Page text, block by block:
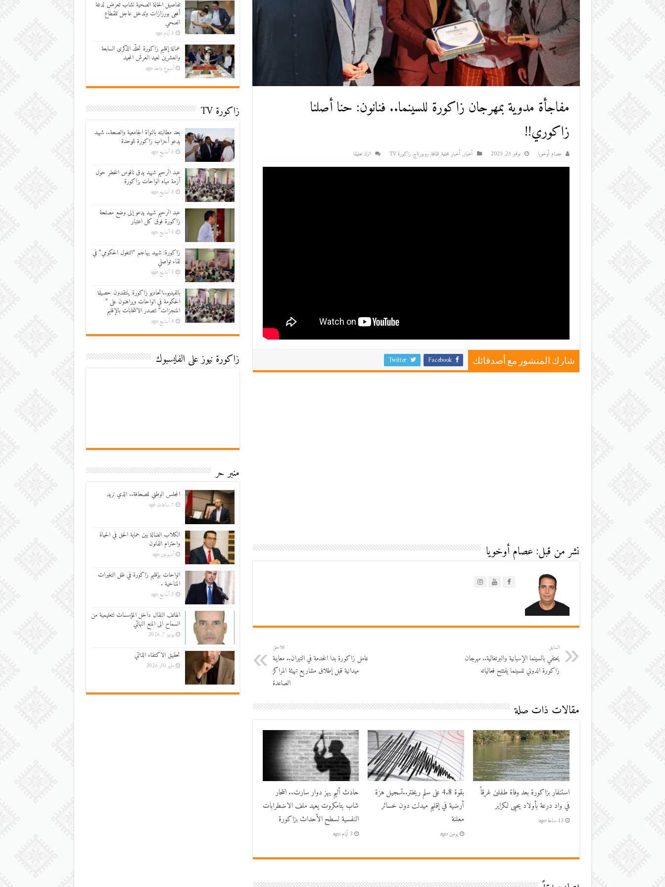
مفاجأة مدوية بمهرجان زاكورة للسينما.. فنانون: حنا أصلنا
زاكوري!!
عصام أوخويا نوفمبر 25, 2025 أخبار, أخبار محلية,ثقافة,روبورتاج,زاكورة TV اترك تعليقا
شارك المنشور مع أصدقائك Facebook
Twitter
نشر من قبل: عصام أوخويا
السابق
يحتفي بالسينما الإسبانية والبرتغالية.. مهرجان
زاكورة الدولي للسينما يفتتح فعالياته
اللاحق
عامل زاكورة بدا الخدمة في التيران.. معاينة
ميدانية قبل إطلاق مشاريع تهيئة المراكز
الصاعدة
مقالات ذات صلة
استنفار بزاكورة بعد وفاة طفلين غرقاً
في واد درعة بأولاد يحيى لكراير
13 ساعة ago
بقوة 4.8 على سلم ريختر..تسجيل هزة
أرضية في إقليم ميدلت دون خسائر
معلنة
يومين ago
حادث أليم يهز دوار سارت.. انتحار
شاب بتامكروت يعيد ملف الاضطرابات
النفسية لسطح الأحداث بزاكورة
3 أيام ago
تفاصيل الحالة الصحية لشاب تعرض لدغة
أفعى بورزازات وتدخل عاجل للقطاع
الصحي
3 أيام ago
عمالة إقليم زاكورة تخلّد الذكرى السابعة
والعشرين لعيد العرش المجيد
أسبوع واحد ago
زاكورة TV
بعد مطالبته بالنواة الجامعية والصحة.. شهيد
يدعو أحزاب زاكورة للوحدة
3 أسابيع ago
عبد الرحيم شهيد يدق ناقوس الخطر حول
أزمة مياه الواحات بزاكورة
3 أسابيع ago
عبد الرحيم شهيد يدعو إلى وضع مصلحة
زاكورة فوق كل اعتبار
3 أسابيع ago
زاكورة: شهيد يهاجم “التغول الحكومي” في
لقاء تواصلي
3 أسابيع ago
بالفيديو..اتحاديو زاكورة ينتقدون حصيلة
الحكومة في الواحات ويراهنون على ”
المنجزات” لتصدر الانتخابات بالإقليم
4 أسابيع ago
زاكورة نيوز على الفايسبوك
منبر حر
المجلس الوطني للصحافة.. الذي نريد
7 ساعات ago
الكلاب الضالة بين حماية الحق في الحياة
واحترام القانون
أسبوعين ago
الواحات بإقليم زاكورة في ظل التغيرات
المناخية .
3 أسابيع ago
الهاتف النقال داخل المؤسسات لتعليمية من
السماح الى المنع النهائي
يونيو 7, 2026
تحقيق الاكتفاء الذاتي
مايو 30, 2026